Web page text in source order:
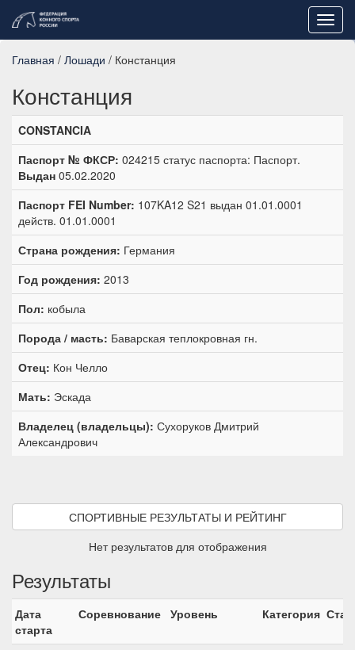
Главная / Лошади / Констанция
Констанция
CONSTANCIA
Паспорт № ФКСР: 024215 статус паспорта: Паспорт.
Выдан 05.02.2020
Паспорт FEI Number: 107KA12 S21 выдан 01.01.0001
действ. 01.01.0001
Страна рождения: Германия
Год рождения: 2013
Пол: кобыла
Порода / масть: Баварская теплокровная гн.
Отец: Кон Челло
Мать: Эскада
Владелец (владельцы): Сухоруков Дмитрий
Александрович
СПОРТИВНЫЕ РЕЗУЛЬТАТЫ И РЕЙТИНГ
Нет результатов для отображения
Результаты
Дата
старта
Соревнование Уровень Категория